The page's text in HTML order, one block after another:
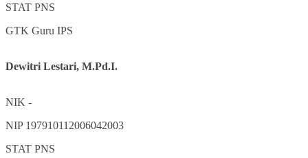
STAT PNS
GTK Guru IPS
Dewitri Lestari, M.Pd.I.
NIK -
NIP 197910112006042003
STAT PNS